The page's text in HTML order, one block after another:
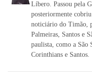
Líbero. Passou pela
posteriormente
noticiário do Timão,
Palmeiras, Santos e
paulista, como a São
Corinthians e Santos.